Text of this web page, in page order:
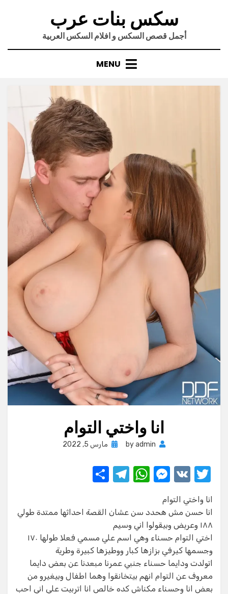
سكس بنات عرب
أجمل قصص السكس و افلام السكس العربية
MENU
انا واختي التوام
byadmin
Posted
مارس 5, 2022
T
it
te
r
V
M
ss
e
n
g
er
W
at
s
A
p
p
T
e
gr
a
m
ar
انا واختي التوام
انا حسن مش هحدد سن عشان القصة احداثها ممتدة طولي
١٨٨ وعريض وبيقولوا اني وسيم
اختي التوام حسناء وهي اسم علي مسمي فعلا طولها ١٧٠
وجسمها كيرفي بزازها كبار ووطيزها كبيرة وطرية
اتولدت ودايما حسناء جنبي عمرنا مبعدنا عن بعض دايما
معروف عن التوام انهم بيتخانقوا وهما اطفال وبيغيرو من
بعض انا وحسناء مكناش كده خالص انا اتربيت علي اني احب